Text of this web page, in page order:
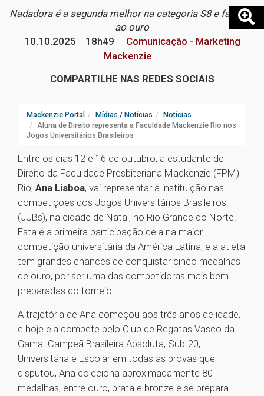
Nadadora é a segunda melhor na categoria S8 e favorita
ao ouro
10.10.2025
18h49
Comunicação - Marketing
Mackenzie
COMPARTILHE NAS REDES SOCIAIS
Mackenzie Portal Mídias / Notícias
Notícias
Aluna de Direito representa a Faculdade Mackenzie Rio nos
Jogos Universitários Brasileiros
Entre os dias 12 e 16 de outubro, a estudante de
Direito da Faculdade Presbiteriana Mackenzie (FPM)
Rio, Ana Lisboa, vai representar a instituição nas
competições dos Jogos Universitários Brasileiros
(JUBs), na cidade de Natal, no Rio Grande do Norte.
Esta é a primeira participação dela na maior
competição universitária da América Latina, e a atleta
tem grandes chances de conquistar cinco medalhas
de ouro, por ser uma das competidoras mais bem
preparadas do torneio.
A trajetória de Ana começou aos três anos de idade,
e hoje ela compete pelo Club de Regatas Vasco da
Gama. Campeã Brasileira Absoluta, Sub-20,
Universitária e Escolar em todas as provas que
disputou, Ana coleciona aproximadamente 80
medalhas, entre ouro, prata e bronze e se prepara